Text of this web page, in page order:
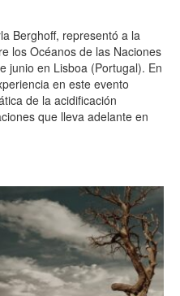
Berghoff, representó a la
los Océanos de las Naciones
junio en Lisboa (Portugal). En
en este evento
de la acidificación
que lleva adelante en